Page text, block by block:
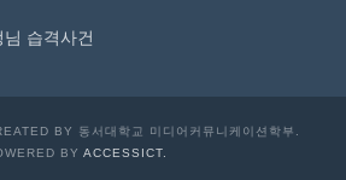
님 습격사건
BY 동서대학교 미디어커뮤니케이션학부.
BY ACCESSICT.